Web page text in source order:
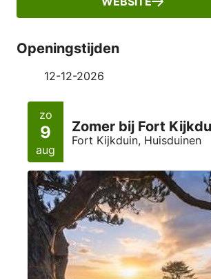
Openingstijden
12-12-2026
zo
9
aug
Zomer bij Fort
Fort Kijkduin, Huisduinen